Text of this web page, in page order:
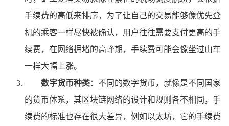
手续费的高低来排序，为了让自己的交易能够像优先登
机的乘客一样尽快被确认，用户往往需要支付更高的手
续费，在网络拥堵的高峰期，手续费可能会像坐过山车
一样大幅上涨。
数字货币种类：不同的数字货币，就像是不同国家
的货币体系，其区块链网络的设计和规则各不相同，手
续费的标准也存在很大差异，例如以太坊，它的手续费